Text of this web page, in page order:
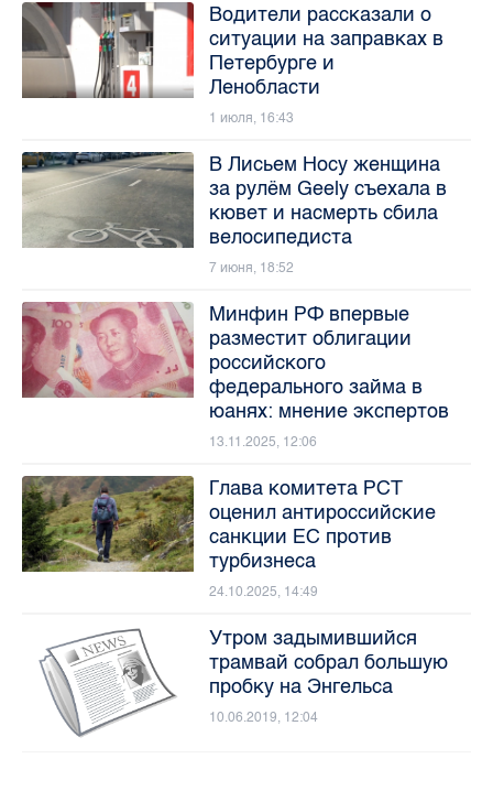
Водители рассказали о
ситуации на заправках в
Петербурге и
Ленобласти
1 июля, 16:43
В Лисьем Носу женщина
за рулём Geely съехала в
кювет и насмерть сбила
велосипедиста
7 июня, 18:52
Минфин РФ впервые
разместит облигации
российского
федерального займа в
юанях: мнение экспертов
13.11.2025, 12:06
Глава комитета РСТ
оценил антироссийские
санкции ЕС против
турбизнеса
24.10.2025, 14:49
Утром задымившийся
трамвай собрал большую
пробку на Энгельса
10.06.2019, 12:04